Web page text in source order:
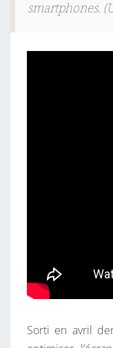
smartphones.
Sorti en avril